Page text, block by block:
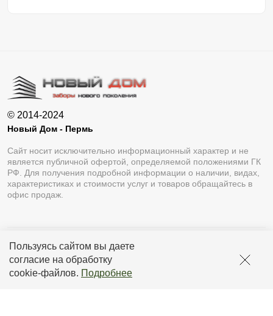
Пользуясь сайтом вы даете
согласие на обработку
cookie-файлов. Подробнее
© 2014-2024
Новый Дом - Пермь
Сайт носит исключительно информационный характер и не
является публичной офертой, определяемой положениями ГК
РФ. Для получения подробной информации о наличии, видах,
характеристиках и стоимости услуг и товаров обращайтесь в
офис продаж.
Разработка сайтаLukevium
Политика конфиденциальности